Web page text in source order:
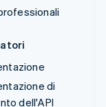
di
dell'API